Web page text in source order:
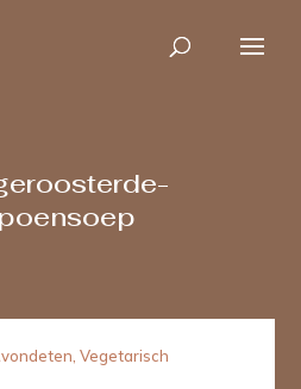
Vegetarisch